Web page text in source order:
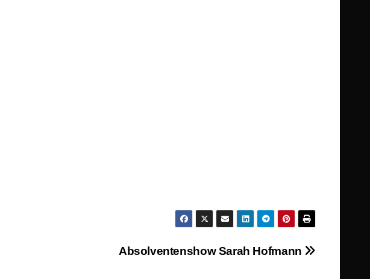
Absolventenshow Sarah Hofmann